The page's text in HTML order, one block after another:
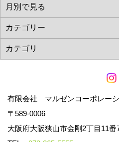
有限会社 マルゼンコーポレー
〒589-0006
大阪府大阪狭山市金剛2丁目11